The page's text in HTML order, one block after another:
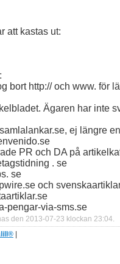
att kastas ut:
bort http:// och www. för
Ägaren har inte
ej längre
PR och DA på
. se
se
och
pengar-via-sms.se
den 2013-07-23 klockan 23:04.